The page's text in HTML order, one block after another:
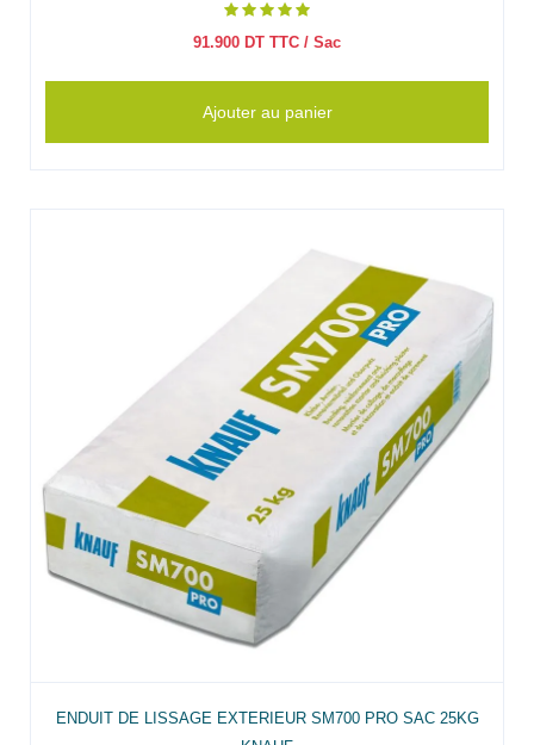
91.900 DT TTC / Sac
Ajouter au panier
ENDUIT DE LISSAGE EXTERIEUR SM700 PRO SAC 25KG